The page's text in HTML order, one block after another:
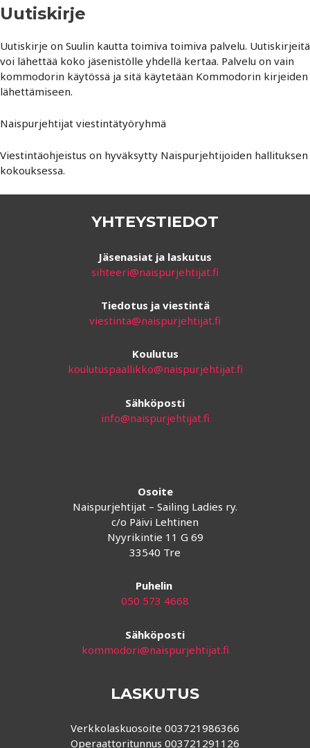
Uutiskirje
Uutiskirje on Suulin kautta toimiva toimiva palvelu. Uutiskirjeitä
voi lähettää koko jäsenistölle yhdellä kertaa. Palvelu on vain
kommodorin käytössä ja sitä käytetään Kommodorin kirjeiden
lähettämiseen.
Naispurjehtijat viestintätyöryhmä
Viestintäohjeistus on hyväksytty Naispurjehtijoiden hallituksen
kokouksessa.
YHTEYSTIEDOT
Jäsenasiat ja laskutus
sihteeri@naispurjehtijat.fi
Tiedotus ja viestintä
viestinta@naispurjehtijat.fi
Koulutus
koulutuspaallikko@naispurjehtijat.fi
Sähköposti
info@naispurjehtijat.fi
Osoite
Naispurjehtijat – Sailing Ladies ry.
c/o Päivi Lehtinen
Nyyrikintie 11 G 69
33540 Tre
Puhelin
050 573 4668
Sähköposti
kommodori@naispurjehtijat.fi
LASKUTUS
Verkkolaskuosoite 003721986366
Operaattoritunnus 003721291126